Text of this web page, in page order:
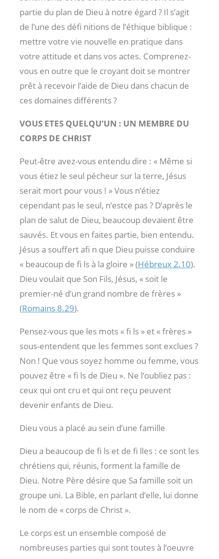
partie du plan de Dieu à notre égard ? Il s’agit
de l’une des défi nitions de l’éthique biblique :
mettre votre vie nouvelle en pratique dans
votre attitude et dans vos actes. Comprenez-
vous en outre que le croyant doit se montrer
prêt à recevoir l’aide de Dieu dans chacun de
ces domaines différents ?
VOUS ETES QUELQU’UN : UN MEMBRE DU
CORPS DE CHRIST
Peut-être avez-vous entendu dire : « Même si
vous étiez le seul pécheur sur la terre, Jésus
serait mort pour vous ! » Vous n’étiez
cependant pas le seul, n’estce pas ? D’après le
plan de salut de Dieu, beaucoup devaient être
sauvés. Et vous en faites partie, bien entendu.
Jésus a souffert afi n que Dieu puisse conduire
« beaucoup de fi ls à la gloire » (Hébreux 2.10).
Dieu voulait que Son Fils, Jésus, « soit le
premier-né d’un grand nombre de frères »
(Romains 8.29).
Pensez-vous que les mots « fi ls » et « frères »
sous-entendent que les femmes sont exclues ?
Non ! Que vous soyez homme ou femme, vous
pouvez être « fi ls de Dieu ». Ne l’oubliez pas :
ceux qui ont cru et qui ont reçu peuvent
devenir enfants de Dieu.
Dieu vous a placé au sein d’une famille
Dieu a beaucoup de fi ls et de fi lles : ce sont les
chrétiens qui, réunis, forment la famille de
Dieu. Notre Père désire que Sa famille soit un
groupe uni. La Bible, en parlant d’elle, lui donne
le nom de « corps de Christ ».
Le corps est un ensemble composé de
nombreuses parties qui sont toutes à l’oeuvre